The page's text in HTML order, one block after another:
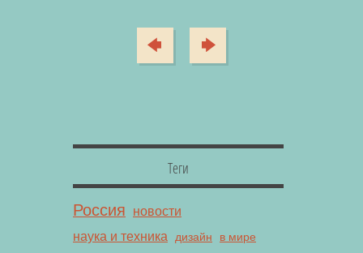
Теги
Россия
новости
наука и техника
дизайн
в мире